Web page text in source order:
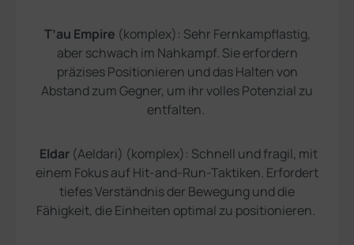
T’au Empire (komplex): Sehr Fernkampflastig,
aber schwach im Nahkampf. Sie erfordern
präzises Positionieren und das Halten von
Abstand zum Gegner, um ihr volles Potenzial zu
entfalten.
Eldar (Aeldari) (komplex): Schnell und fragil, mit
einem Fokus auf Hit-and-Run-Taktiken. Erfordert
tiefes Verständnis der Bewegung und die
Fähigkeit, die Einheiten optimal zu positionieren.